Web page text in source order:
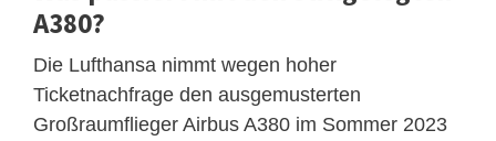
A380?
Die Lufthansa nimmt wegen hoher
Ticketnachfrage den ausgemusterten
Großraumflieger Airbus A380 im Sommer 2023